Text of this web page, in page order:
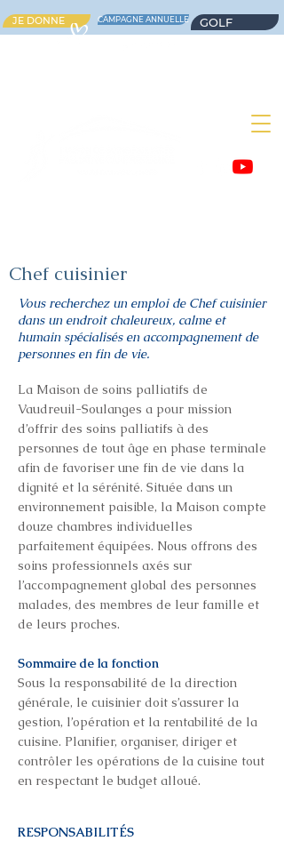
JE DONNE CAMPAGNE ANNUELLE GOLF
Chef cuisinier
Vous recherchez un emploi de Chef cuisinier
dans un endroit chaleureux, calme et
humain spécialisés en accompagnement de
personnes en fin de vie.
La Maison de soins palliatifs de
Vaudreuil-Soulanges a pour mission
d’offrir des soins palliatifs à des
personnes de tout âge en phase terminale
afin de favoriser une fin de vie dans la
dignité et la sérénité. Située dans un
environnement paisible, la Maison compte
douze chambres individuelles
parfaitement équipées. Nous offrons des
soins professionnels axés sur
l’accompagnement global des personnes
malades, des membres de leur famille et
de leurs proches.
Sommaire de la fonction
Sous la responsabilité de la direction
générale, le cuisinier doit s’assurer la
gestion, l’opération et la rentabilité de la
cuisine. Planifier, organiser, diriger et
contrôler les opérations de la cuisine tout
en respectant le budget alloué.
RESPONSABILITÉS